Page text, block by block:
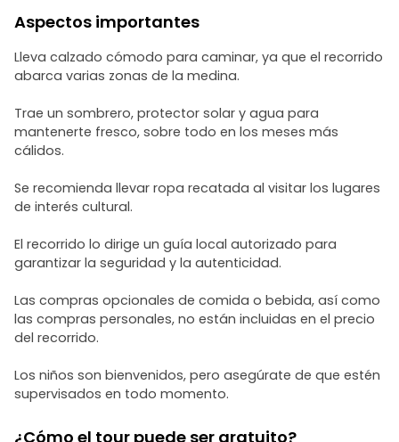
Aspectos importantes
Lleva calzado cómodo para caminar, ya que el recorrido
abarca varias zonas de la medina.
Trae un sombrero, protector solar y agua para
mantenerte fresco, sobre todo en los meses más
cálidos.
Se recomienda llevar ropa recatada al visitar los lugares
de interés cultural.
El recorrido lo dirige un guía local autorizado para
garantizar la seguridad y la autenticidad.
Las compras opcionales de comida o bebida, así como
las compras personales, no están incluidas en el precio
del recorrido.
Los niños son bienvenidos, pero asegúrate de que estén
supervisados en todo momento.
¿Cómo el tour puede ser gratuito?